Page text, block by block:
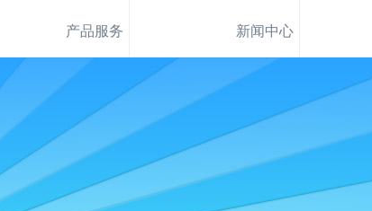
产品服务 新闻中心